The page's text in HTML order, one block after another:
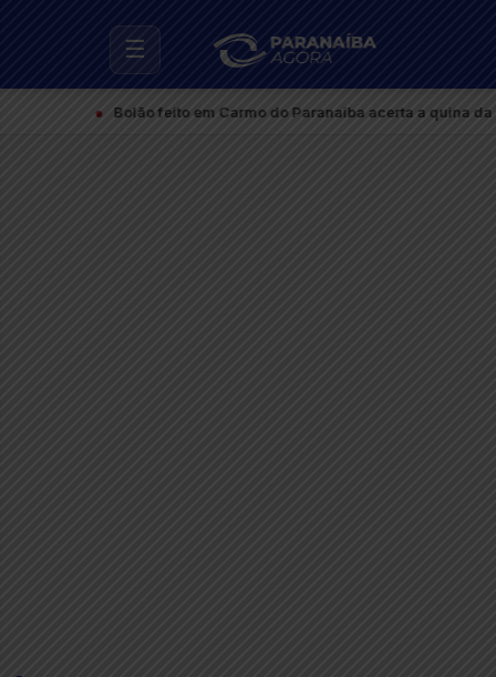
☰
Bolão feito em Carmo do Paranaíba acerta a quina da